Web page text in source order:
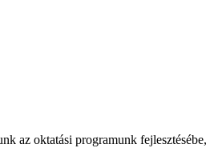
az oktatási programunk fejlesztésébe,